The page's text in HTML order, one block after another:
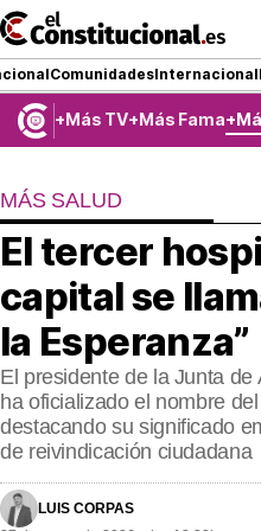
Ir
al
contenido
ComunidadesInternacional
COMUNIDADES
ElConstitucional TV
MásQueTele
ElConstitucional +
MásQueEstilo
MásQuePartidos
Más TV Más Fama
MÁS SALUD
El tercer
capital se
la Esperanza”
El presidente de la Junta
ha oficializado el nombre
destacando su significado
de reivindicación ciudadana
LUIS CORPAS